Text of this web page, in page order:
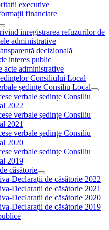
executive
financiare
Show
sub
menu
inregistrarea refuzurilor de
administrative
decizională
interes public
acte administrative
Consiliului Local
ședințe Consiliu Local
verbale ședințe Consiliu
2022
verbale ședințe Consiliu
2021
verbale ședințe Consiliu
2020
verbale ședințe Consiliu
2019
căsătorie
Show
sub
menu
Declarații de căsătorie 2022
Declarații de căsătorie 2021
Declarații de căsătorie 2020
Declarații de căsătorie 2019